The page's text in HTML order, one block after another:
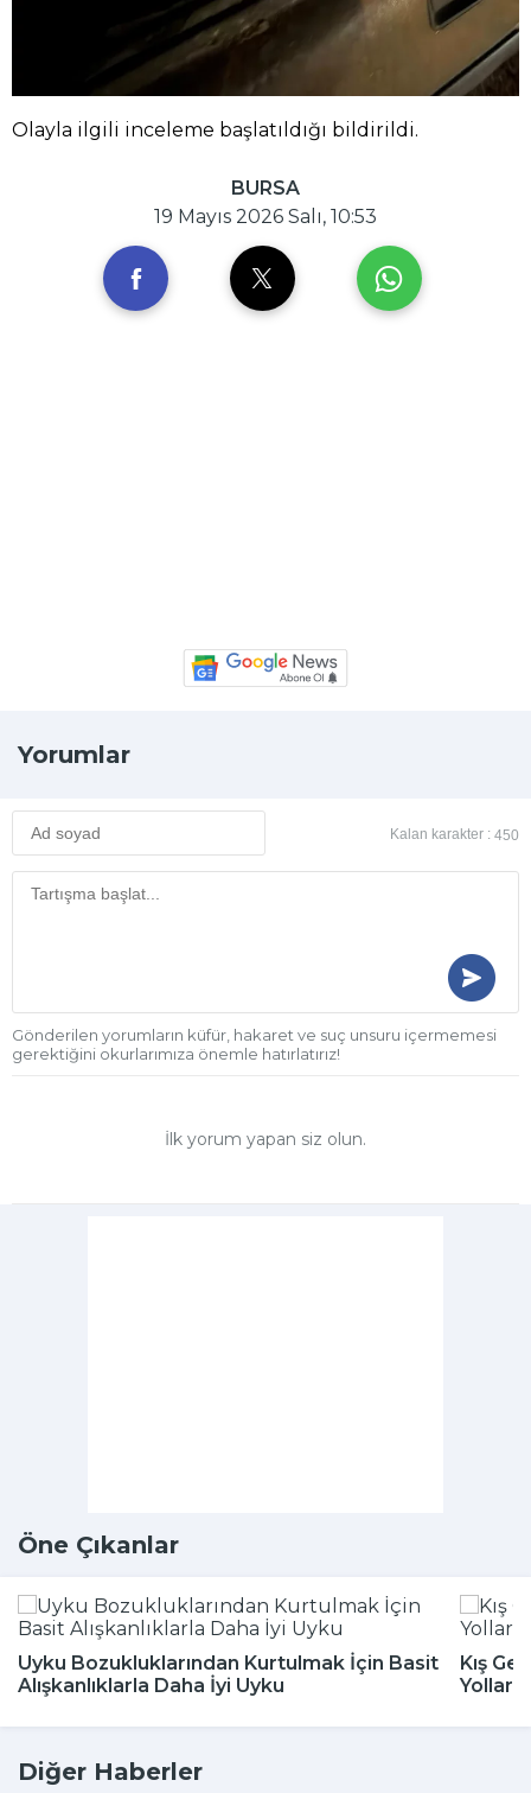
Olayla ilgili inceleme başlatıldığı bildirildi.
BURSA
19 Mayıs 2026 Salı, 10:53
Yorumlar
Kalan karakter : 450
Gönderilen yorumların küfür, hakaret ve suç unsuru içermemesi
gerektiğini okurlarımıza önemle hatırlatırız!
İlk yorum yapan siz olun.
Öne Çıkanlar
Uyku Bozukluklarından Kurtulmak İçin Basit
Alışkanlıklarla Daha İyi Uyku
Kış
Yolları
Diğer Haberler